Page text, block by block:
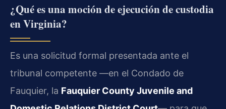
¿Qué es una moción de ejecución de custodia
en Virginia?
Es una solicitud formal presentada ante el
tribunal competente —en el Condado de
Fauquier, la Fauquier County Juvenile and